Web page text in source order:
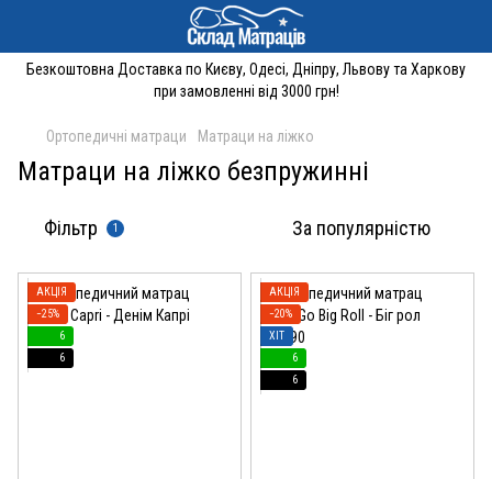
Безкоштовна Доставка по Києву, Одесі, Дніпру, Львову та Харкову
при замовленні від 3000 грн!
Ортопедичні матраци Матраци на ліжко
Матраци на ліжко безпружинні
Фільтр 1 За популярністю
АКЦІЯ
−25%
6
6
АКЦІЯ
−20%
ХІТ
6
6